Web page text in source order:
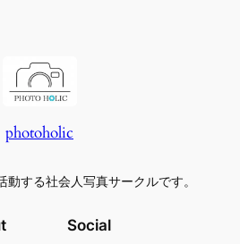
photoholic
動する社会人写真サークルです。
Social